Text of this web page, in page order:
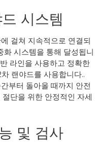
시스템
걸쳐 지속적으로 연결되
화 시스템을 통해 달성됩니
라인을 사용하고 정확한
랜야드를 사용합니다..
부터 돌아올 때까지 안전
단을 위한 안정적인 자세
및 검사